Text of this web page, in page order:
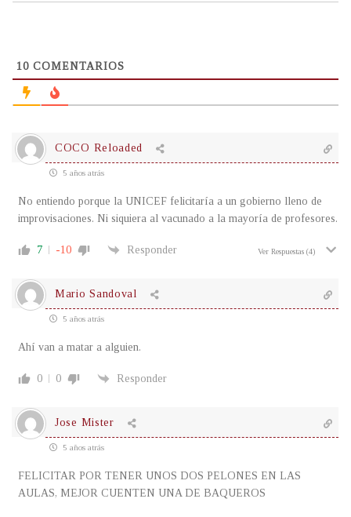
10 COMENTARIOS
COCO Reloaded
5 años atrás
No entiendo porque la UNICEF felicitaría a un gobierno lleno de
improvisaciones. Ni siquiera al vacunado a la mayoría de profesores.
7 -10 Responder Ver Respuestas (4)
Mario Sandoval
5 años atrás
Ahí van a matar a alguien.
0 0 Responder
Jose Mister
5 años atrás
FELICITAR POR TENER UNOS DOS PELONES EN LAS
AULAS, MEJOR CUENTEN UNA DE BAQUEROS